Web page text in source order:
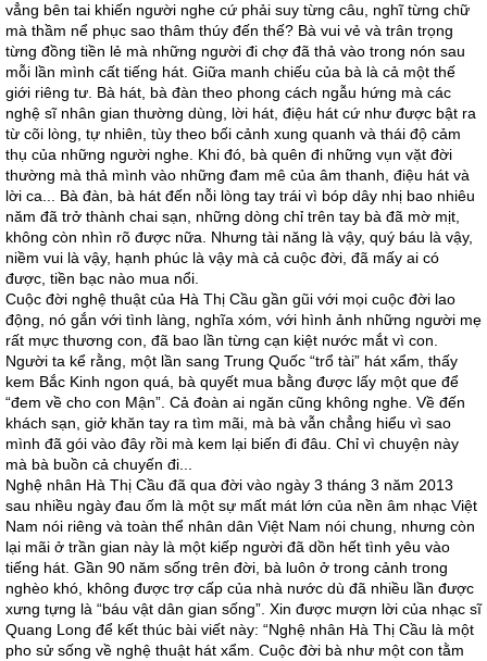
vẳng bên tai khiến người nghe cứ phải suy từng câu, nghĩ từng chữ
mà thầm nể phục sao thâm thúy đến thế? Bà vui vẻ và trân trọng
từng đồng tiền lẻ mà những người đi chợ đã thả vào trong nón sau
mỗi lần mình cất tiếng hát. Giữa manh chiếu của bà là cả một thế
giới riêng tư. Bà hát, bà đàn theo phong cách ngẫu hứng mà các
nghệ sĩ nhân gian thường dùng, lời hát, điệu hát cứ như được bật ra
từ cõi lòng, tự nhiên, tùy theo bối cảnh xung quanh và thái độ cảm
thụ của những người nghe. Khi đó, bà quên đi những vụn vặt đời
thường mà thả mình vào những đam mê của âm thanh, điệu hát và
lời ca... Bà đàn, bà hát đến nỗi lòng tay trái vì bóp dây nhị bao nhiêu
năm đã trở thành chai sạn, những dòng chỉ trên tay bà đã mờ mịt,
không còn nhìn rõ được nữa. Nhưng tài năng là vậy, quý báu là vậy,
niềm vui là vậy, hạnh phúc là vậy mà cả cuộc đời, đã mấy ai có
được, tiền bạc nào mua nổi.
Cuộc đời nghệ thuật của Hà Thị Cầu gần gũi với mọi cuộc đời lao
động, nó gắn với tình làng, nghĩa xóm, với hình ảnh những người mẹ
rất mực thương con, đã bao lần từng cạn kiệt nước mắt vì con.
Người ta kể rằng, một lần sang Trung Quốc “trổ tài” hát xẩm, thấy
kem Bắc Kinh ngon quá, bà quyết mua bằng được lấy một que để
“đem về cho con Mận”. Cả đoàn ai ngăn cũng không nghe. Về đến
khách sạn, giở khăn tay ra tìm mãi, mà bà vẫn chẳng hiểu vì sao
mình đã gói vào đây rồi mà kem lại biến đi đâu. Chỉ vì chuyện này
mà bà buồn cả chuyến đi...
Nghệ nhân Hà Thị Cầu đã qua đời vào ngày 3 tháng 3 năm 2013
sau nhiều ngày đau ốm là một sự mất mát lớn của nền âm nhạc Việt
Nam nói riêng và toàn thể nhân dân Việt Nam nói chung, nhưng còn
lại mãi ở trần gian này là một kiếp người đã dồn hết tình yêu vào
tiếng hát. Gần 90 năm sống trên đời, bà luôn ở trong cảnh trong
nghèo khó, không được trợ cấp của nhà nước dù đã nhiều lần được
xưng tựng là “báu vật dân gian sống”. Xin được mượn lời của nhạc sĩ
Quang Long để kết thúc bài viết này: “Nghệ nhân Hà Thị Cầu là một
pho sử sống về nghệ thuật hát xẩm. Cuộc đời bà như một con tằm